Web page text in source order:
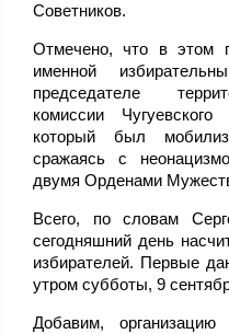
Советников.
Отмечено, что в этом
именной
председателе
комиссии
который был
сражаясь с
двумя Орденами
Всего, по словам
сегодняшний день
избирателей. Первые
утром субботы, 9
Добавим,